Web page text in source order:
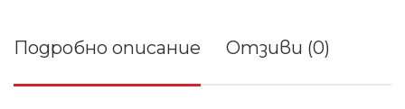
Подробно описание Отзиви (0)